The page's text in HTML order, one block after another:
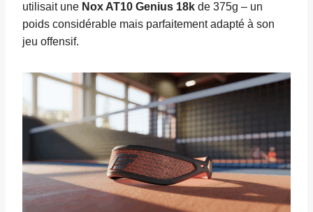
utilisait une Nox AT10 Genius 18k de 375g – un
poids considérable mais parfaitement adapté à son
jeu offensif.